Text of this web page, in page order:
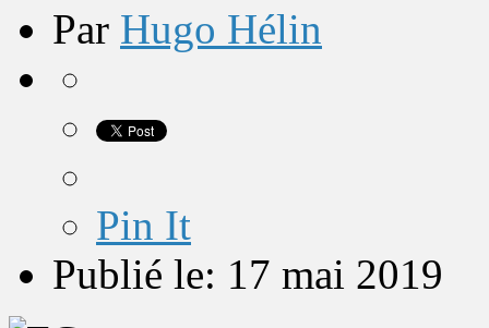
Par Hugo Hélin
Pin It
Publié le: 17 mai 2019